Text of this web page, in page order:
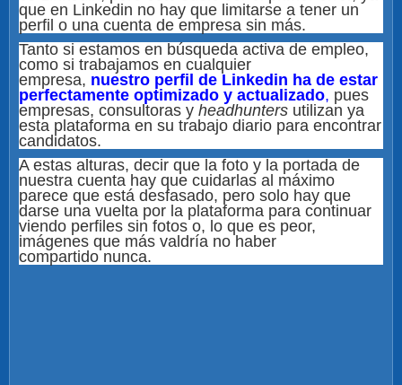
que en Linkedin no hay que limitarse a tener un
perfil o una cuenta de empresa sin más.
Tanto si estamos en búsqueda activa de empleo,
como si trabajamos en cualquier
empresa, nuestro perfil de Linkedin ha de estar
perfectamente optimizado y actualizado, pues
empresas, consultoras y headhunters utilizan ya
esta plataforma en su trabajo diario para encontrar
candidatos.
A estas alturas, decir que la foto y la portada de
nuestra cuenta hay que cuidarlas al máximo
parece que está desfasado, pero solo hay que
darse una vuelta por la plataforma para continuar
viendo perfiles sin fotos o, lo que es peor,
imágenes que más valdría no haber
compartido nunca.